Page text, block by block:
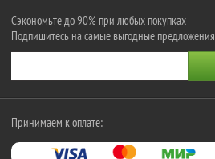
Сэкономьте до 90% при любых покупках
Подпишитесь на самые выгодные предложения
Принимаем к оплате: